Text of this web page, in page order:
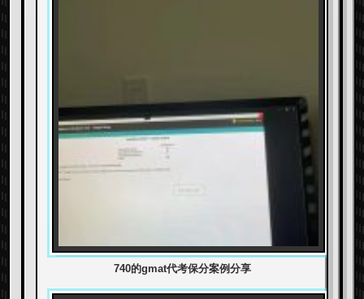
740的gmat代考保分案例分享